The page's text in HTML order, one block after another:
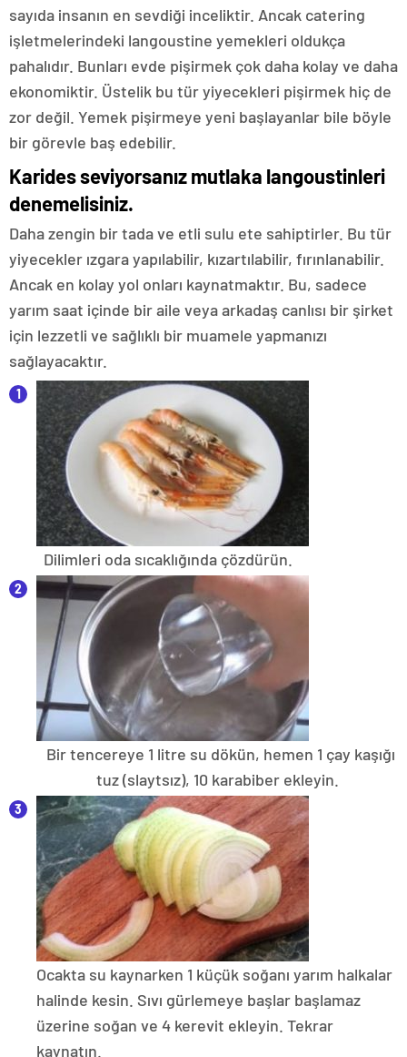
sayıda insanın en sevdiği inceliktir. Ancak catering
işletmelerindeki langoustine yemekleri oldukça
pahalıdır. Bunları evde pişirmek çok daha kolay ve daha
ekonomiktir. Üstelik bu tür yiyecekleri pişirmek hiç de
zor değil. Yemek pişirmeye yeni başlayanlar bile böyle
bir görevle baş edebilir.
Karides seviyorsanız mutlaka langoustinleri
denemelisiniz.
Daha zengin bir tada ve etli sulu ete sahiptirler. Bu tür
yiyecekler ızgara yapılabilir, kızartılabilir, fırınlanabilir.
Ancak en kolay yol onları kaynatmaktır. Bu, sadece
yarım saat içinde bir aile veya arkadaş canlısı bir şirket
için lezzetli ve sağlıklı bir muamele yapmanızı
sağlayacaktır.
Dilimleri oda sıcaklığında çözdürün.
Bir tencereye 1 litre su dökün, hemen 1 çay kaşığı
tuz (slaytsız), 10 karabiber ekleyin.
Ocakta su kaynarken 1 küçük soğanı yarım halkalar
halinde kesin. Sıvı gürlemeye başlar başlamaz
üzerine soğan ve 4 kerevit ekleyin. Tekrar
kaynatın.